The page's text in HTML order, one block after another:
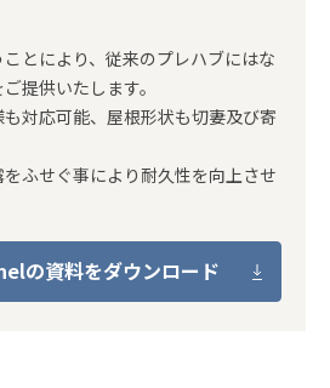
とにより、従来のプレハブにはな
提供いたします。
対応可能、屋根形状も切妻及び寄
ふせぐ事により耐久性を向上させ
の資料をダウンロード